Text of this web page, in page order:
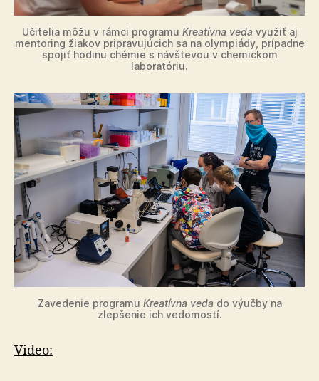
Učitelia môžu v rámci programu Kreatívna vedavyužiť aj
mentoring žiakov pripravujúcich sa na olympiády, prípadne
spojiť hodinu chémie s návštevou v chemickom
laboratóriu.
Zavedenie programu Kreatívna vedado výučby na
zlepšenie ich vedomostí.
Video: